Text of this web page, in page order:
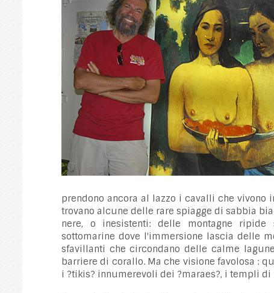
prendono ancora al lazzo i cavalli che vivono
trovano alcune delle rare spiagge di sabbia
nere, o inesistenti: delle montagne ripide
sottomarine dove l'immersione lascia delle
sfavillanti che circondano delle calme
barriere di corallo. Ma che visione favolosa :
i ?tikis? innumerevoli dei ?maraes?, i templi di